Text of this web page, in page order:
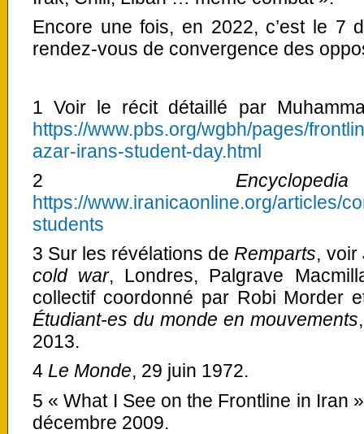
Encore une fois, en 2022, c’est le 7
rendez-vous de convergence des
1 Voir le récit détaillé par
https://www.pbs.org/wgbh/pages/
azar-irans-student-day.html
2
https://www.iranicaonline.org/articles/
students
3 Sur les révélations deRemparts, voir
cold war, Londres, Palgrave
collectif coordonné par Robi Morder
Étudiant-es du monde en mouvements
2013.
4 Le Monde, 29 juin 1972.
5 « What I See on the Frontline in Iran
décembre 2009.